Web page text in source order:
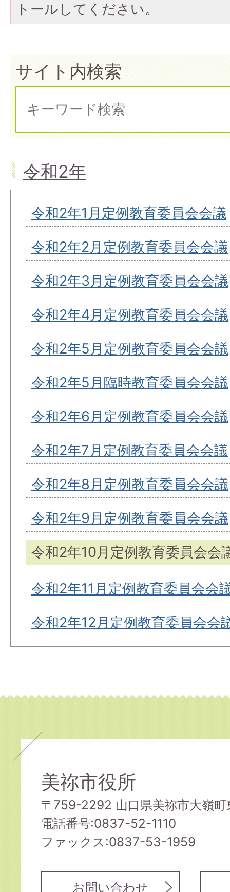
トールしてください。
サイト内検索
令和2年
令和2年1月定例教育委員会会議
令和2年2月定例教育委員会会議
令和2年3月定例教育委員会会議
令和2年4月定例教育委員会会議
令和2年5月定例教育委員会会議
令和2年5月臨時教育委員会会議
令和2年6月定例教育委員会会議
令和2年7月定例教育委員会会議
令和2年8月定例教育委員会会議
令和2年9月定例教育委員会会議
令和2年10月定例教育委員会会
令和2年11月定例教育委員会会
令和2年12月定例教育委員会会
美祢市役所
〒759-2292 山口県美祢市大嶺
電話番号:0837-52-1110
ファックス:0837-53-1959
お問い合わせ